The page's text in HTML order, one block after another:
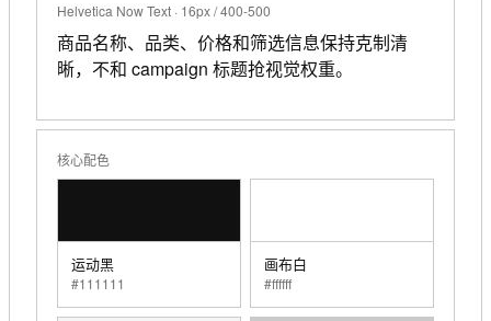
Helvetica Now Text · 16px / 400-500
商品名称、品类、价格和筛选信息保持克制清
晰，不和 campaign 标题抢视觉权重。
核心配色
运动黑
#111111
画布白
#ffffff